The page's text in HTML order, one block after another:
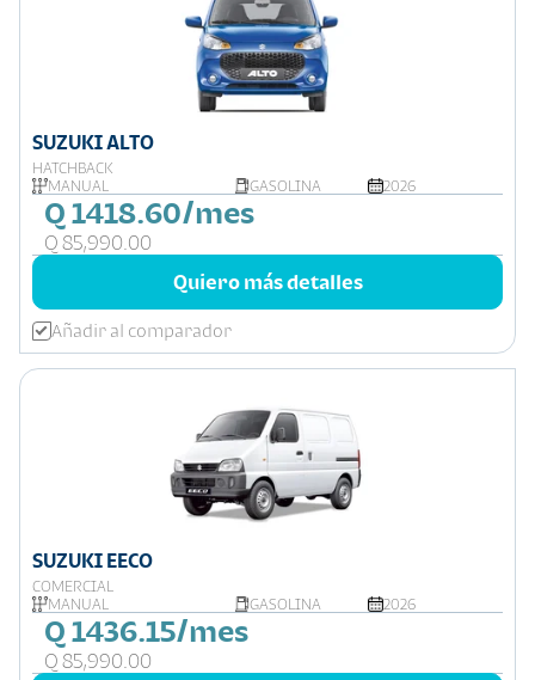
SUZUKI ALTO
HATCHBACK
MANUAL
GASOLINA 2026
Q 1418.60/mes
Q 85,990.00
Quiero más detalles
Añadir al comparador
SUZUKI EECO
COMERCIAL
MANUAL
GASOLINA 2026
Q 1436.15/mes
Q 85,990.00